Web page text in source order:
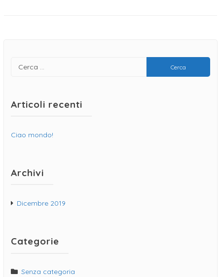
Articoli recenti
Ciao mondo!
Archivi
Dicembre 2019
Categorie
Senza categoria